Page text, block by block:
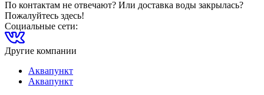
По контактам не отвечают? Или доставка воды закрылась?
Пожалуйтесь здесь!
Социальные сети:
Другие компании
Аквапункт
Аквапункт